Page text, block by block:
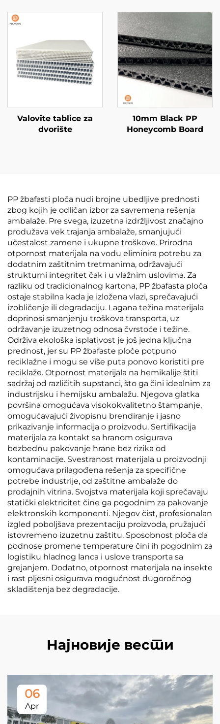
Valovite tablice za
dvorište
10mm Black PP
Honeycomb Board
PP žbafasti ploča nudi brojne ubedljive prednosti
zbog kojih je odličan izbor za savremena rešenja
ambalaže. Pre svega, izuzetna izdržljivost značajno
produžava vek trajanja ambalaže, smanjujući
učestalost zamene i ukupne troškove. Prirodna
otpornost materijala na vodu eliminira potrebu za
dodatnim zaštitnim tretmanima, održavajući
strukturni integritet čak i u vlažnim uslovima. Za
razliku od tradicionalnog kartona, PP žbafasta ploča
ostaje stabilna kada je izložena vlazi, sprečavajući
izobličenje ili degradaciju. Lagana težina materijala
doprinosi smanjenju troškova transporta, uz
održavanje izuzetnog odnosa čvrstoće i težine.
Održiva ekološka isplativost je još jedna ključna
prednost, jer su PP žbafaste ploče potpuno
reciklažne i mogu se više puta ponovo koristiti pre
reciklaže. Otpornost materijala na hemikalije štiti
sadržaj od različitih supstanci, što ga čini idealnim za
industrijsku i hemijsku ambalažu. Njegova glatka
površina omogućava visokokvalitetno štampanje,
omogućavajući živopisnu brendiranje i jasno
prikazivanje informacija o proizvodu. Sertifikacija
materijala za kontakt sa hranom osigurava
bezbednu pakovanje hrane bez rizika od
kontaminacije. Svestranost materijala u proizvodnji
omogućava prilagođena rešenja za specifične
potrebe industrije, od zaštitne ambalaže do
prodajnih vitrina. Svojstva materijala koji sprečavaju
statički elektricitet čine ga pogodnim za pakovanje
elektronskih komponenti. Njegov čist, profesionalan
izgled poboljšava prezentaciju proizvoda, pružajući
istovremeno izuzetnu zaštitu. Sposobnost ploča da
podnose promene temperature čini ih pogodnim za
logistiku hladnog lanca i uslove transporta sa
grejanjem. Dodatno, otpornost materijala na insekte
i rast pljesni osigurava mogućnost dugoročnog
skladištenja bez degradacije.
Најновије вести
06
Apr